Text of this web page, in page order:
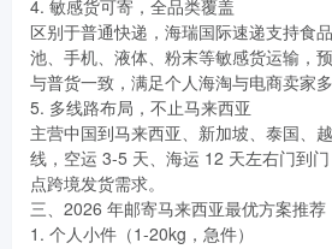
4. 敏感货可寄，全品类覆盖
区别于普通快递，海瑞国际速递支持食
池、手机、液体、粉末等敏感货运输，
与普货一致，满足个人海淘与电商卖家多
5. 多线路布局，不止马来西亚
主营中国到马来西亚、新加坡、泰国、
线，空运 3-5 天、海运 12 天左右门到
点跨境发货需求。
三、2026 年邮寄马来西亚最优方案推荐
1. 个人小件（1-20kg，急件）